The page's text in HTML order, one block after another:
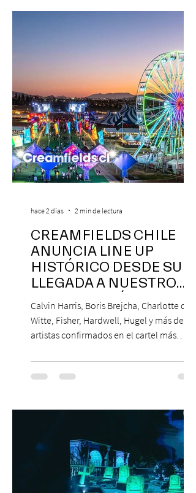
CREAMFIELDS CHILE
ANUNCIA LINE UP
HISTÓRICO DESDE SU
LLEGADA A NUESTRO
NUESTRO PAÍS
Calvin Harris, Boris Brejcha, Charlotte de
Witte, Fisher, Hardwell, Hugel y más de 85
artistas confirmados en el cartel más
Chile. 14 y 15 de noviembre de 2026, Club
Hípico de Santiago. Últimos Weekend
con venta a través de Puntoticket.com
Creamfields Chile, el festival de música
electrónica más importante del país,
revela oficialmente el Lineup de su edición
2026. Calvin Harris, Boris Bre
hace 2 días 2 min de lectura